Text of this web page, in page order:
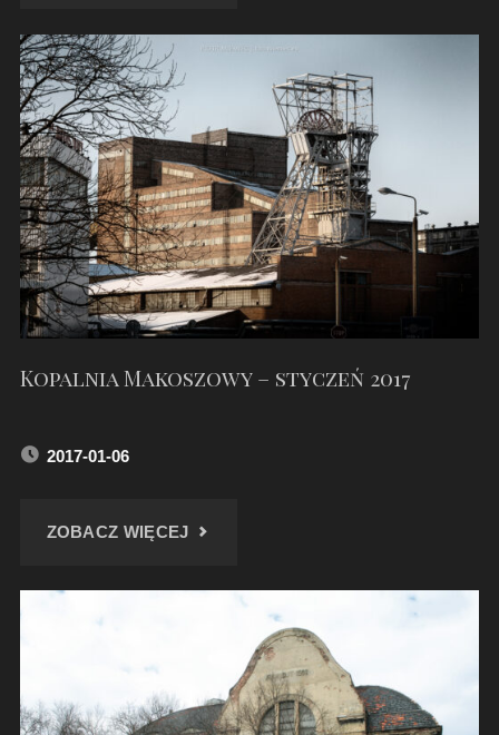
STYCZEŃ
2017"
Kopalnia Makoszowy – styczeń 2017
2017-01-06
ZOBACZ WIĘCEJ"KOPALNIA
STYCZEŃ